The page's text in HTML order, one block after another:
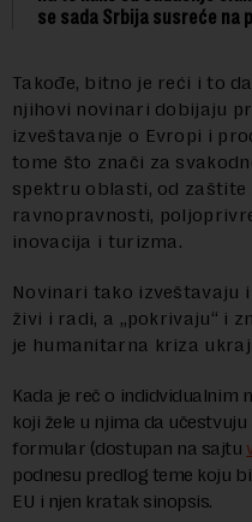
se sada Srbija susreće na
Takođe, bitno je reći i to
njihovi novinari dobijaju
izveštavanje o Evropi i
tome što znači za
spektru oblasti, od zaštite
ravnopravnosti,
inovacija i turizma.
Novinari tako izveštavaju
živi i radi, a „pokrivaju“ i
je humanitarna kriza
Kada je reč o indidvidualnim
koji žele u njima da
formular (dostupan na sajtu
podnesu predlog teme koju
EU i njen kratak sinopsis.